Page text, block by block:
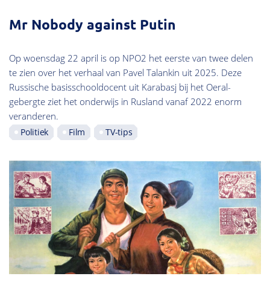
Mr Nobody against Putin
Op woensdag 22 april is op NPO2 het eerste van twee delen
te zien over het verhaal van Pavel Talankin uit 2025. Deze
Russische basisschooldocent uit Karabasj bij het Oeral-
gebergte ziet het onderwijs in Rusland vanaf 2022 enorm
veranderen.
Politiek Film TV-tips